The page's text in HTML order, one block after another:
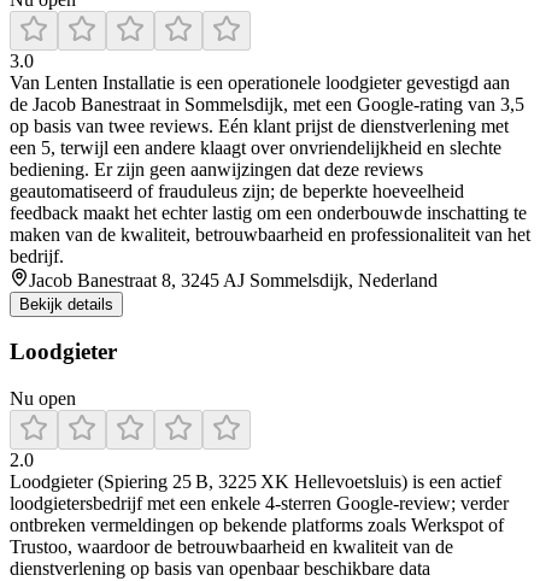
3.0
Van Lenten Installatie is een operationele loodgieter gevestigd aan
de Jacob Banestraat in Sommelsdijk, met een Google-rating van 3,5
op basis van twee reviews. Eén klant prijst de dienstverlening met
een 5, terwijl een andere klaagt over onvriendelijkheid en slechte
bediening. Er zijn geen aanwijzingen dat deze reviews
geautomatiseerd of frauduleus zijn; de beperkte hoeveelheid
feedback maakt het echter lastig om een onderbouwde inschatting te
maken van de kwaliteit, betrouwbaarheid en professionaliteit van het
bedrijf.
Jacob Banestraat 8, 3245 AJ Sommelsdijk, Nederland
Bekijk details
Loodgieter
Nu open
2.0
Loodgieter (Spiering 25 B, 3225 XK Hellevoetsluis) is een actief
loodgietersbedrijf met een enkele 4‑sterren Google‑review; verder
ontbreken vermeldingen op bekende platforms zoals Werkspot of
Trustoo, waardoor de betrouwbaarheid en kwaliteit van de
dienstverlening op basis van openbaar beschikbare data